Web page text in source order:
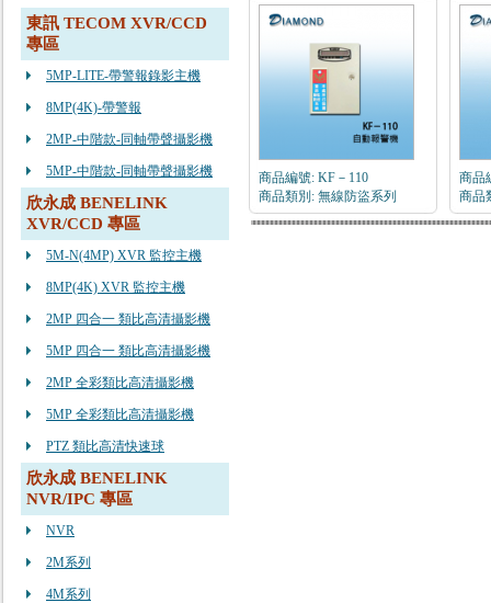
東訊 TECOM XVR/CCD
專區
5MP-LITE-帶警報錄影主機
8MP(4K)-帶警報
2MP-中階款-同軸帶聲攝影機
5MP-中階款-同軸帶聲攝影機
欣永成 BENELINK
XVR/CCD 專區
5M-N(4MP) XVR 監控主機
8MP(4K) XVR 監控主機
2MP 四合一 類比高清攝影機
5MP 四合一 類比高清攝影機
2MP 全彩類比高清攝影機
5MP 全彩類比高清攝影機
PTZ 類比高清快速球
欣永成 BENELINK
NVR/IPC 專區
NVR
2M系列
4M系列
商品編號: KF－110
商品類別: 無線防盜系列
商品
商品